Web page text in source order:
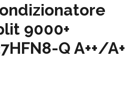
9000+
Q A++/A+